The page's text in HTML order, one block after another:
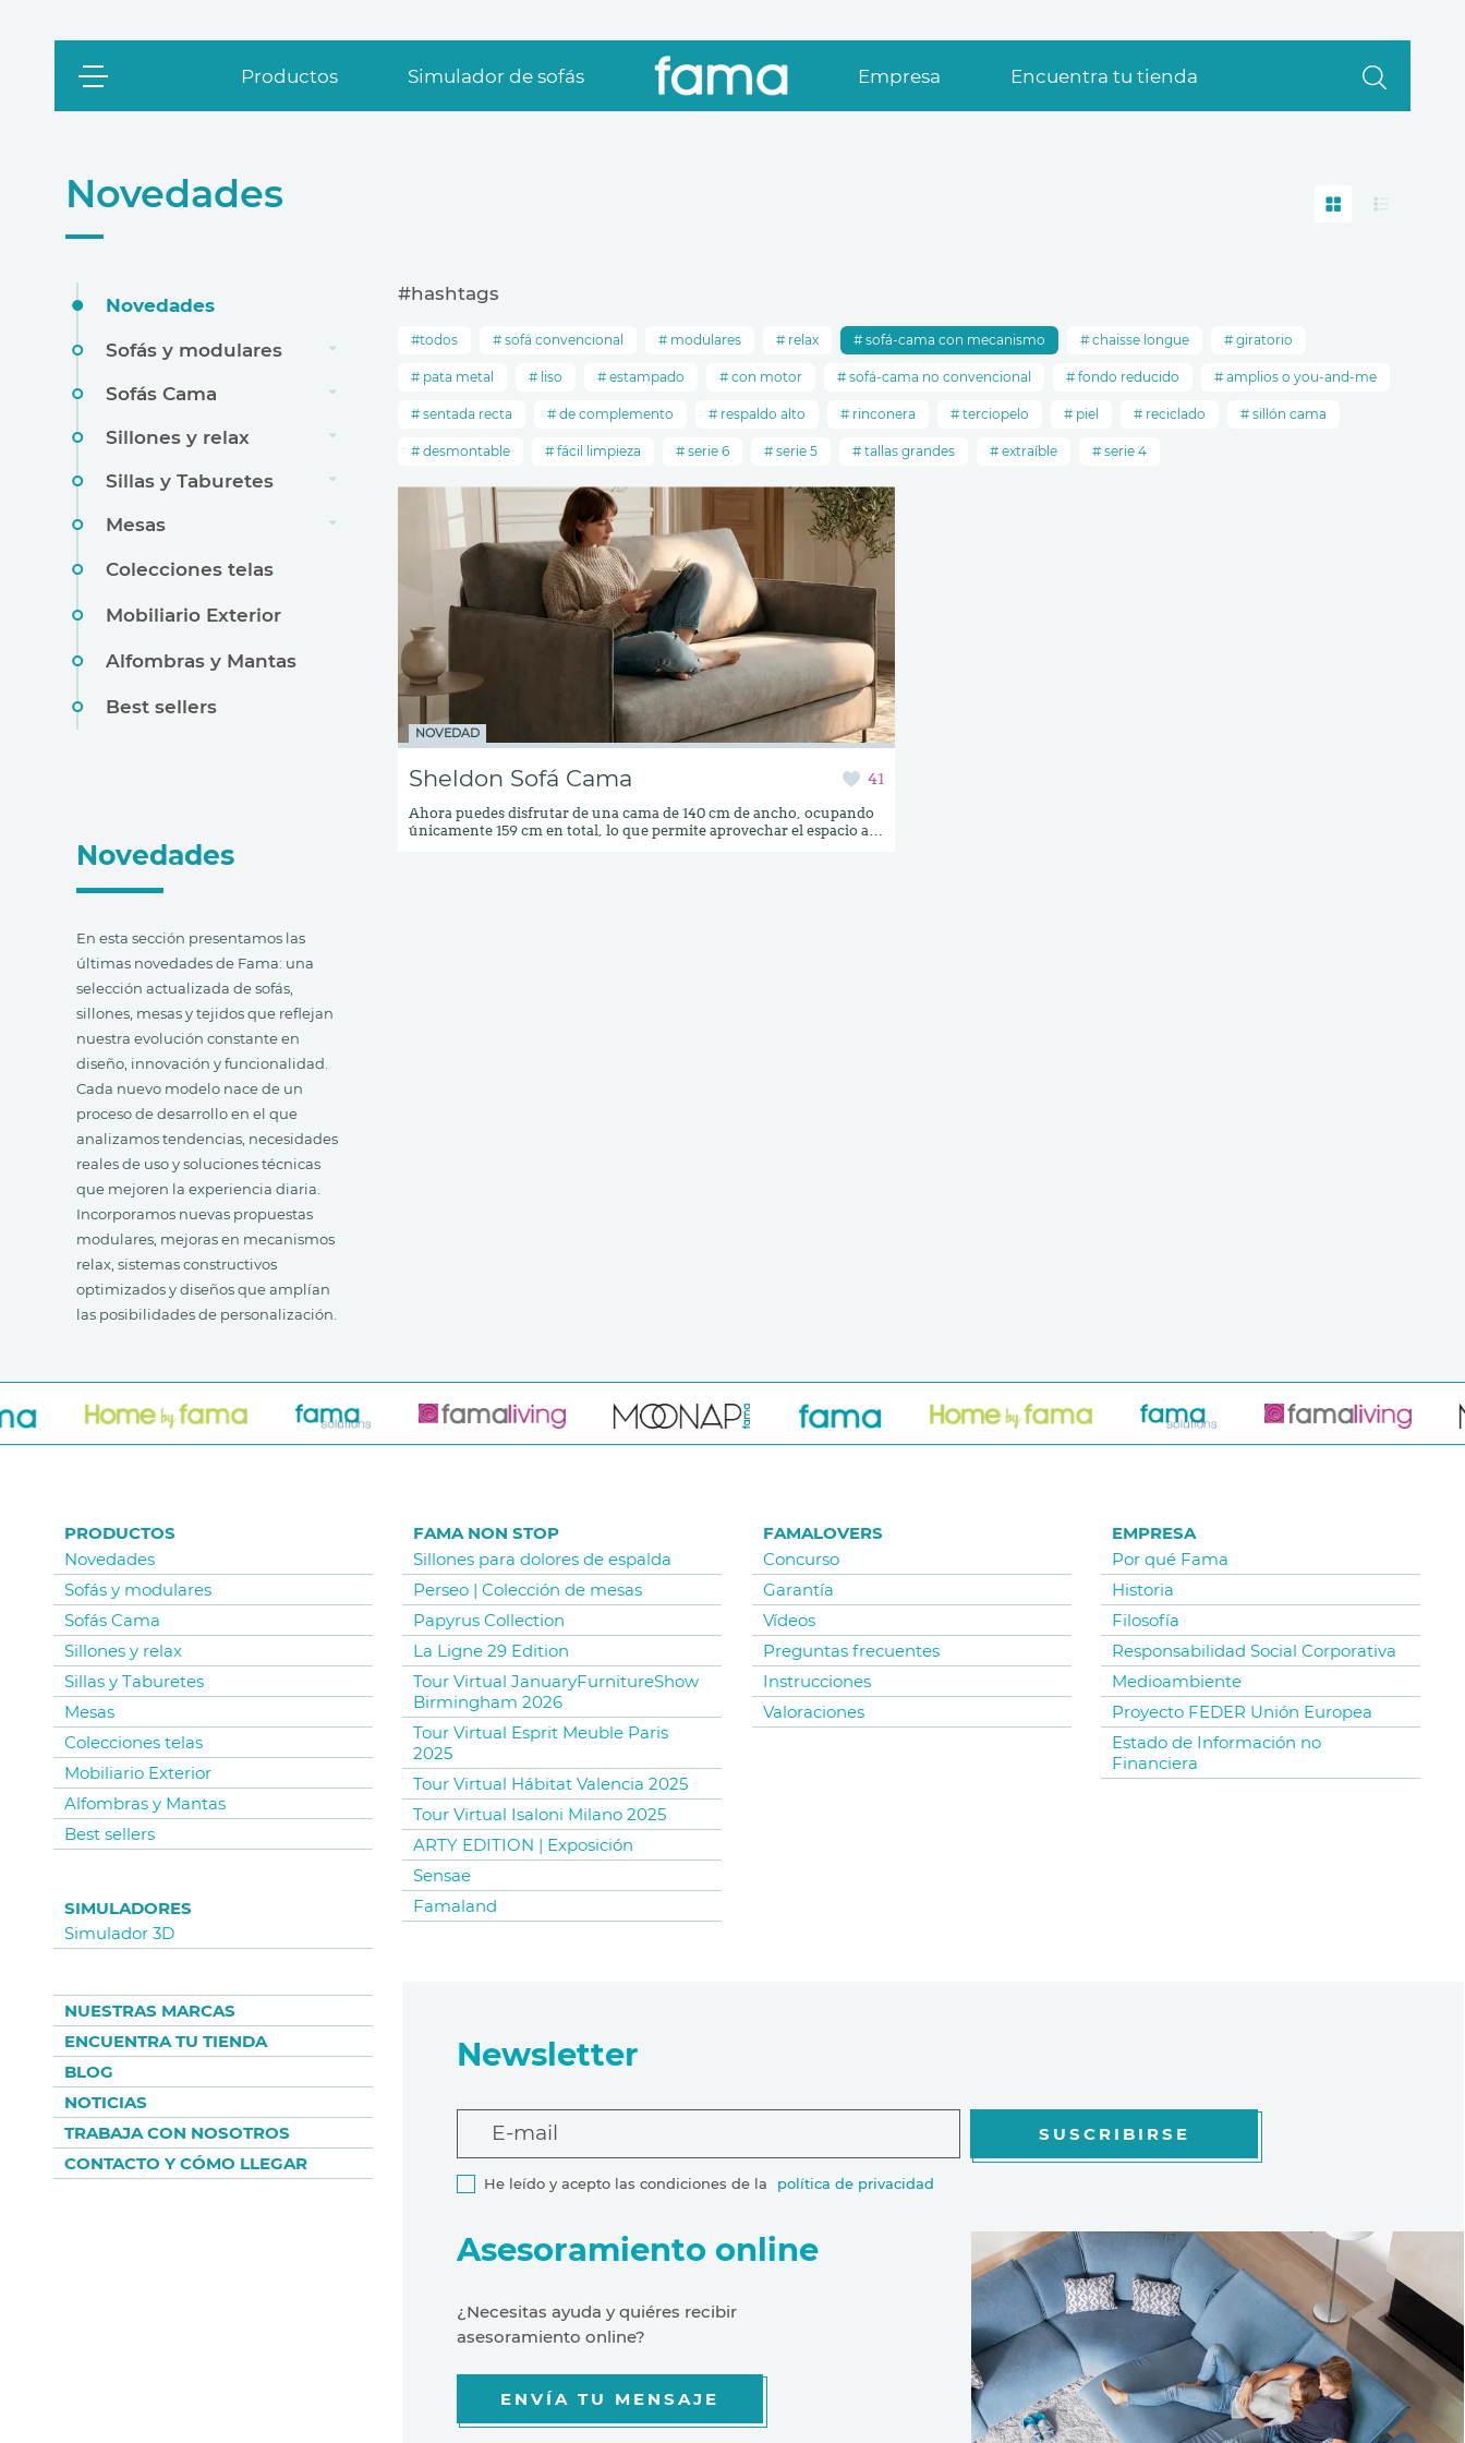
Productos Simulador de sofás Empresa Encuentra tu tienda
Novedades
Novedades
Sofás y modulares
Sofás Cama
Sillones y relax
Sillas y Taburetes
Mesas
Colecciones telas
Mobiliario Exterior
Alfombras y Mantas
Best sellers
Novedades
En esta sección presentamos las
últimas novedades de Fama: una
selección actualizada de sofás,
sillones, mesas y tejidos que reflejan
nuestra evolución constante en
diseño, innovación y funcionalidad.
Cada nuevo modelo nace de un
proceso de desarrollo en el que
analizamos tendencias, necesidades
reales de uso y soluciones técnicas
que mejoren la experiencia diaria.
Incorporamos nuevas propuestas
modulares, mejoras en mecanismos
relax, sistemas constructivos
optimizados y diseños que amplían
las posibilidades de personalización.
#hashtags
todos sofá convencional modulares relax sofá-cama con mecanismo chaisse longue giratorio
pata metal liso estampado con motor sofá-cama no convencional fondo reducido amplios o you-and-me
sentada recta de complemento respaldo alto rinconera terciopelo piel reciclado sillón cama
desmontable fácil limpieza serie 6 serie 5 tallas grandes extraíble serie 4
NOVEDAD
Sheldon Sofá Cama 41
Ahora puedes disfrutar de una cama de 140 cm de ancho, ocupando
únicamente 159 cm en total, lo que permite aprovechar el espacio al
PRODUCTOS
Novedades
Sofás y modulares
Sofás Cama
Sillones y relax
Sillas y Taburetes
Mesas
Colecciones telas
Mobiliario Exterior
Alfombras y Mantas
Best sellers
SIMULADORES
Simulador 3D
NUESTRAS MARCAS
ENCUENTRA TU TIENDA
BLOG
NOTICIAS
TRABAJA CON NOSOTROS
CONTACTO Y CÓMO LLEGAR
FAMA NON STOP
Sillones para dolores de espalda
Perseo | Colección de mesas
Papyrus Collection
La Ligne 29 Edition
Tour Virtual JanuaryFurnitureShow
Birmingham 2026
Tour Virtual Esprit Meuble Paris
2025
Tour Virtual Hábitat Valencia 2025
Tour Virtual Isaloni Milano 2025
ARTY EDITION | Exposición
Sensae
Famaland
FAMALOVERS
Concurso
Garantía
Vídeos
Preguntas frecuentes
Instrucciones
Valoraciones
EMPRESA
Por qué Fama
Historia
Filosofía
Responsabilidad Social Corporativa
Medioambiente
Proyecto FEDER Unión Europea
Estado de Información no
Financiera
Newsletter
E-mail
He leído y acepto las condiciones de la política de privacidad
SUSCRIBIRSE
Asesoramiento online
¿Necesitas ayuda y quiéres recibir
asesoramiento online?
ENVÍA TU MENSAJE